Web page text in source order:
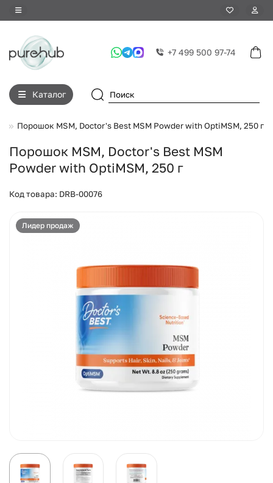
+7 499 500 97-74
Каталог
Порошок MSM, Doctor's Best MSM Powder with OptiMSM, 250 г
Порошок MSM, Doctor's Best MSM
Powder with OptiMSM, 250 г
Код товара: DRB-00076
Лидер продаж